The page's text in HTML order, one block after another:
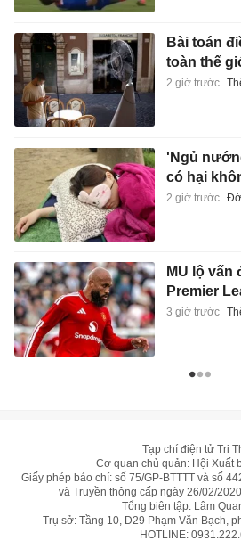
Bài toán
toàn thế
2 giờ trước
'Ngủ
có hại
2 giờ trước
MU lộ vấn
Premier
3 giờ trước
Tạp chí điện tử Tri
Cơ quan chủ quản: Hội Xuất
Giấy phép báo chí: số 75/GP-BTTTT và số
và Truyền thông cấp ngày 26/02/
Tổng biên tập: Lâm
Trụ sở: Tầng 10, D29 Phạm Văn Bạch,
HOTLINE: